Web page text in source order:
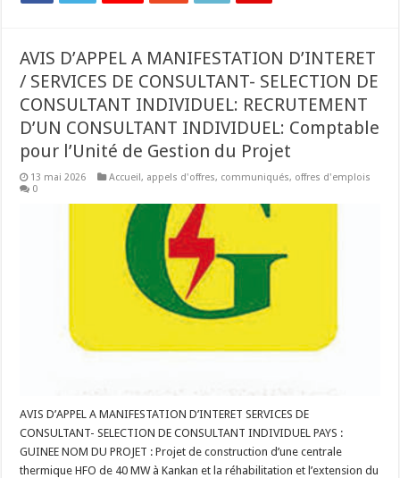
AVIS D’APPEL A MANIFESTATION D’INTERET
/ SERVICES DE CONSULTANT- SELECTION DE
CONSULTANT INDIVIDUEL: RECRUTEMENT
D’UN CONSULTANT INDIVIDUEL: Comptable
pour l’Unité de Gestion du Projet
13 mai 2026 Accueil, appels d'offres, communiqués, offres d'emplois
0
AVIS D’APPEL A MANIFESTATION D’INTERET SERVICES DE
CONSULTANT- SELECTION DE CONSULTANT INDIVIDUEL PAYS :
GUINEE NOM DU PROJET : Projet de construction d’une centrale
thermique HFO de 40 MW à Kankan et la réhabilitation et l’extension du